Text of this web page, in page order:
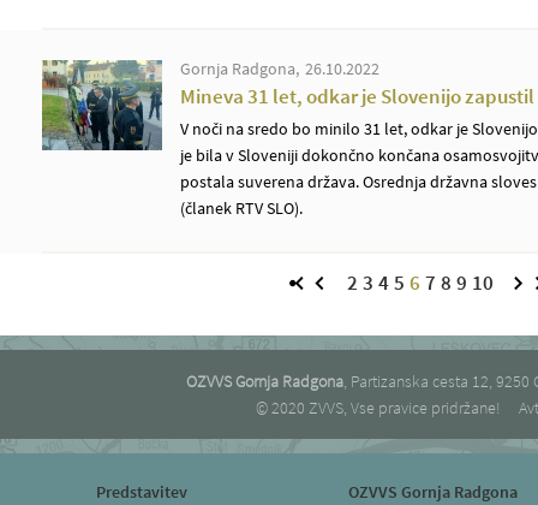
Gornja Radgona 26.10.2022
Mineva 31 let, odkar je Slovenijo
V noči na sredo bo minilo 31 let, odkar je
je bila v Sloveniji dokončno končana
postala suverena država. Osrednja državna
(članek RTV SLO).
2 3 45 6 7 8 9 10
OZVVS Gornja Radgona, Partizanska cesta 12, 9250
© 2020 ZVVS, Vse pravice pridržane!
Predstavitev
OZVVS Gornja Radgona